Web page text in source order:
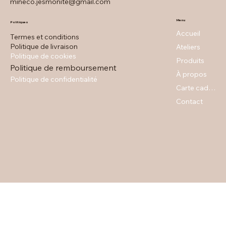
Termes et conditions
Politique de livraison
Politique de cookies
Politique de remboursement
Politique de confidentialité
Politiques
Menu
Accueil
Ateliers
Produits
À propos
Carte cadeau
Contact